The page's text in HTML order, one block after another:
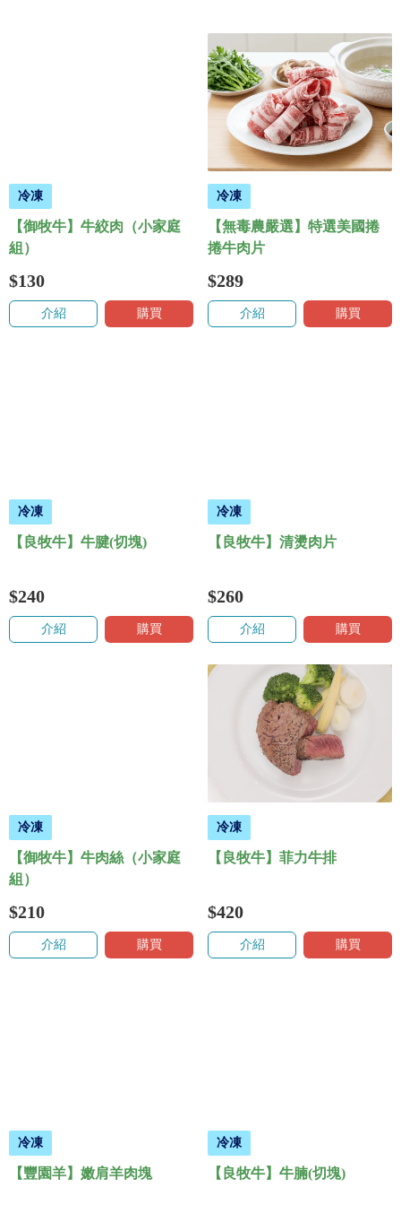
冷凍
【御牧牛】牛絞肉（小家庭
組）
$130
介紹 購買
冷凍
【無毒農嚴選】特選美國捲
捲牛肉片
$289
介紹 購買
冷凍
【良牧牛】牛腱(切塊)
$240
介紹 購買
冷凍
【良牧牛】清燙肉片
$260
介紹 購買
冷凍
【御牧牛】牛肉絲（小家庭
組）
$210
介紹 購買
冷凍
【良牧牛】菲力牛排
$420
介紹 購買
冷凍
【豐園羊】嫩肩羊肉塊
冷凍
【良牧牛】牛腩(切塊)